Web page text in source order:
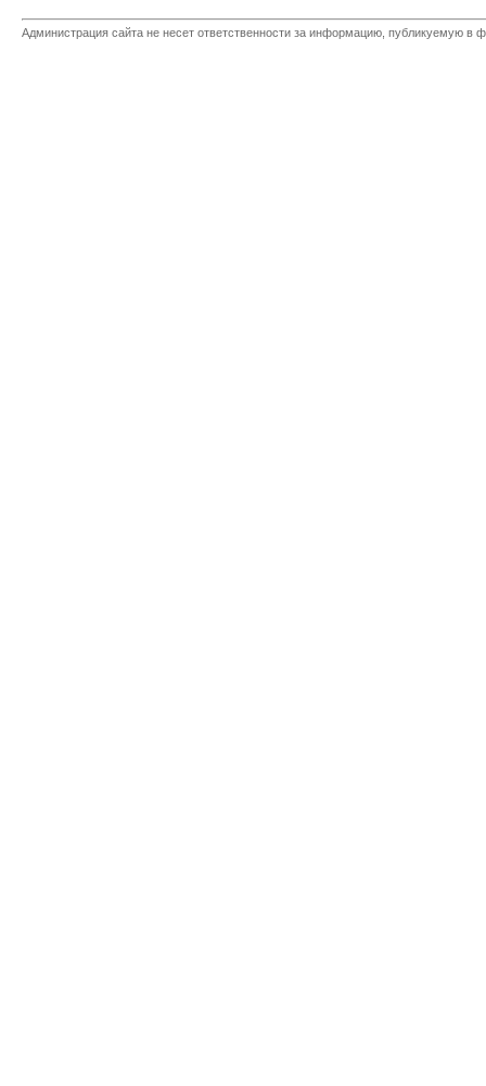
Администрация сайта не несет ответственности за информацию, публикуемую